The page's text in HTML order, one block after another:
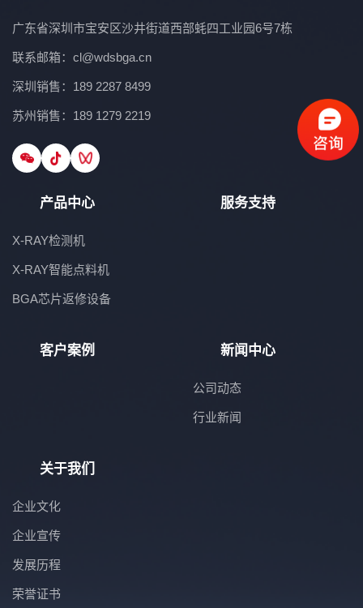
广东省深圳市宝安区沙井街道西部蚝四工业园6号7栋
联系邮箱：cl@wdsbga.cn
深圳销售：189 2287 8499
苏州销售：189 1279 2219
产品中心
X-RAY检测机
X-RAY智能点料机
BGA芯片返修设备
服务支持
客户案例 新闻中心
公司动态
行业新闻
关于我们
企业文化
企业宣传
发展历程
荣誉证书